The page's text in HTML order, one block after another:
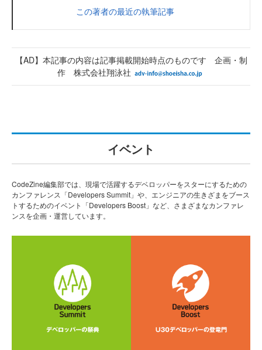
この著者の最近の執筆記事
【AD】本記事の内容は記事掲載開始時点のものです 企画・制
作 株式会社翔泳社
イベント
CodeZine編集部では、現場で活躍するデベロッパーをスターにするための
カンファレンス「Developers Summit」や、エンジニアの生きざまをブース
トするためのイベント「Developers Boost」など、さまざまなカンファレ
ンスを企画・運営しています。